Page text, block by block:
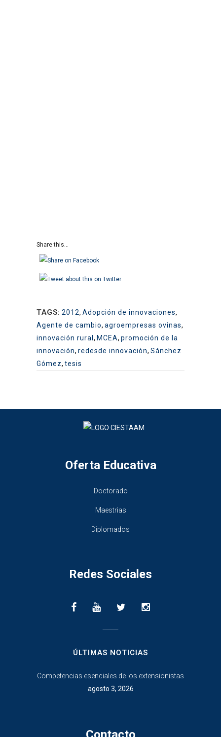
Share this...
TAGS: 2012, Adopción de innovaciones,
Agente de cambio, agroempresas ovinas,
innovación rural , MCEA, promoción de la
innovación, redesde innovación, Sánchez
Gómez, tesis
Oferta Educativa
Doctorado
Maestrias
Diplomados
Redes Sociales
ÚLTIMAS NOTICIAS
Competencias esenciales de los extensionistas
agosto 3, 2026